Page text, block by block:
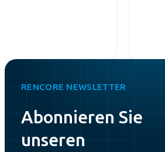
RENCORE NEWSLETTER
Abonnieren Sie
unseren